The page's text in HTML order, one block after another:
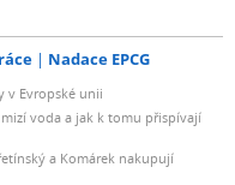
Nadace EPCG
v Evropské unii
voda a jak k tomu přispívají
a Komárek nakupují